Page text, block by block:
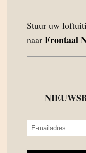
Stuur uw
naar Frontaal